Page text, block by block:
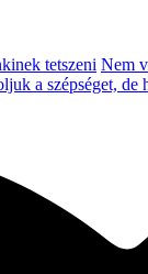
tetszeni Nem
a szépséget, de